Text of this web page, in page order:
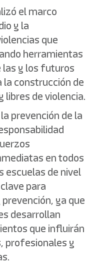
el marco
y la
que
herramientas
las y los futuros
construcción de
libres de violencia.
prevención de la
en todos
escuelas de nivel
para
ya que
desarrollan
que influirán
profesionales y